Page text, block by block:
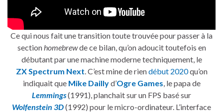
Ce qui nous fait une transition toute trouvée pour passer à la
sectionhomebrewde ce bilan, qu’on adoucit toutefois en
débutant par une machine moderne techniquement, le
ZX Spectrum Next. C’est mine de riendébut 2020qu’on
indiquait que Mike Daillyd’Ogre Games, le papa de
Lemmings(1991), planchait sur un FPS basé sur
Wolfenstein 3D(1992) pour le micro-ordinateur. L’interface